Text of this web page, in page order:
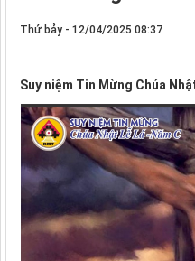
Thứ bảy - 12/04/2025 08:37
Suy niệm Tin Mừng Chúa